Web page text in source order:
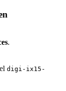
.
digi-ix15-